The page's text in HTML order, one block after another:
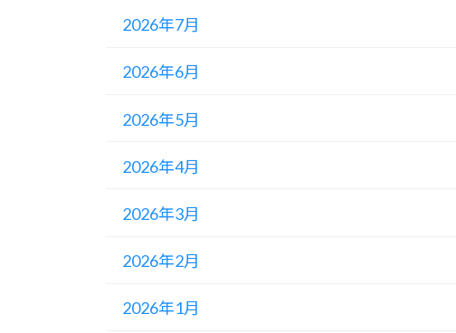
2026年7月
2026年6月
2026年5月
2026年4月
2026年3月
2026年2月
2026年1月